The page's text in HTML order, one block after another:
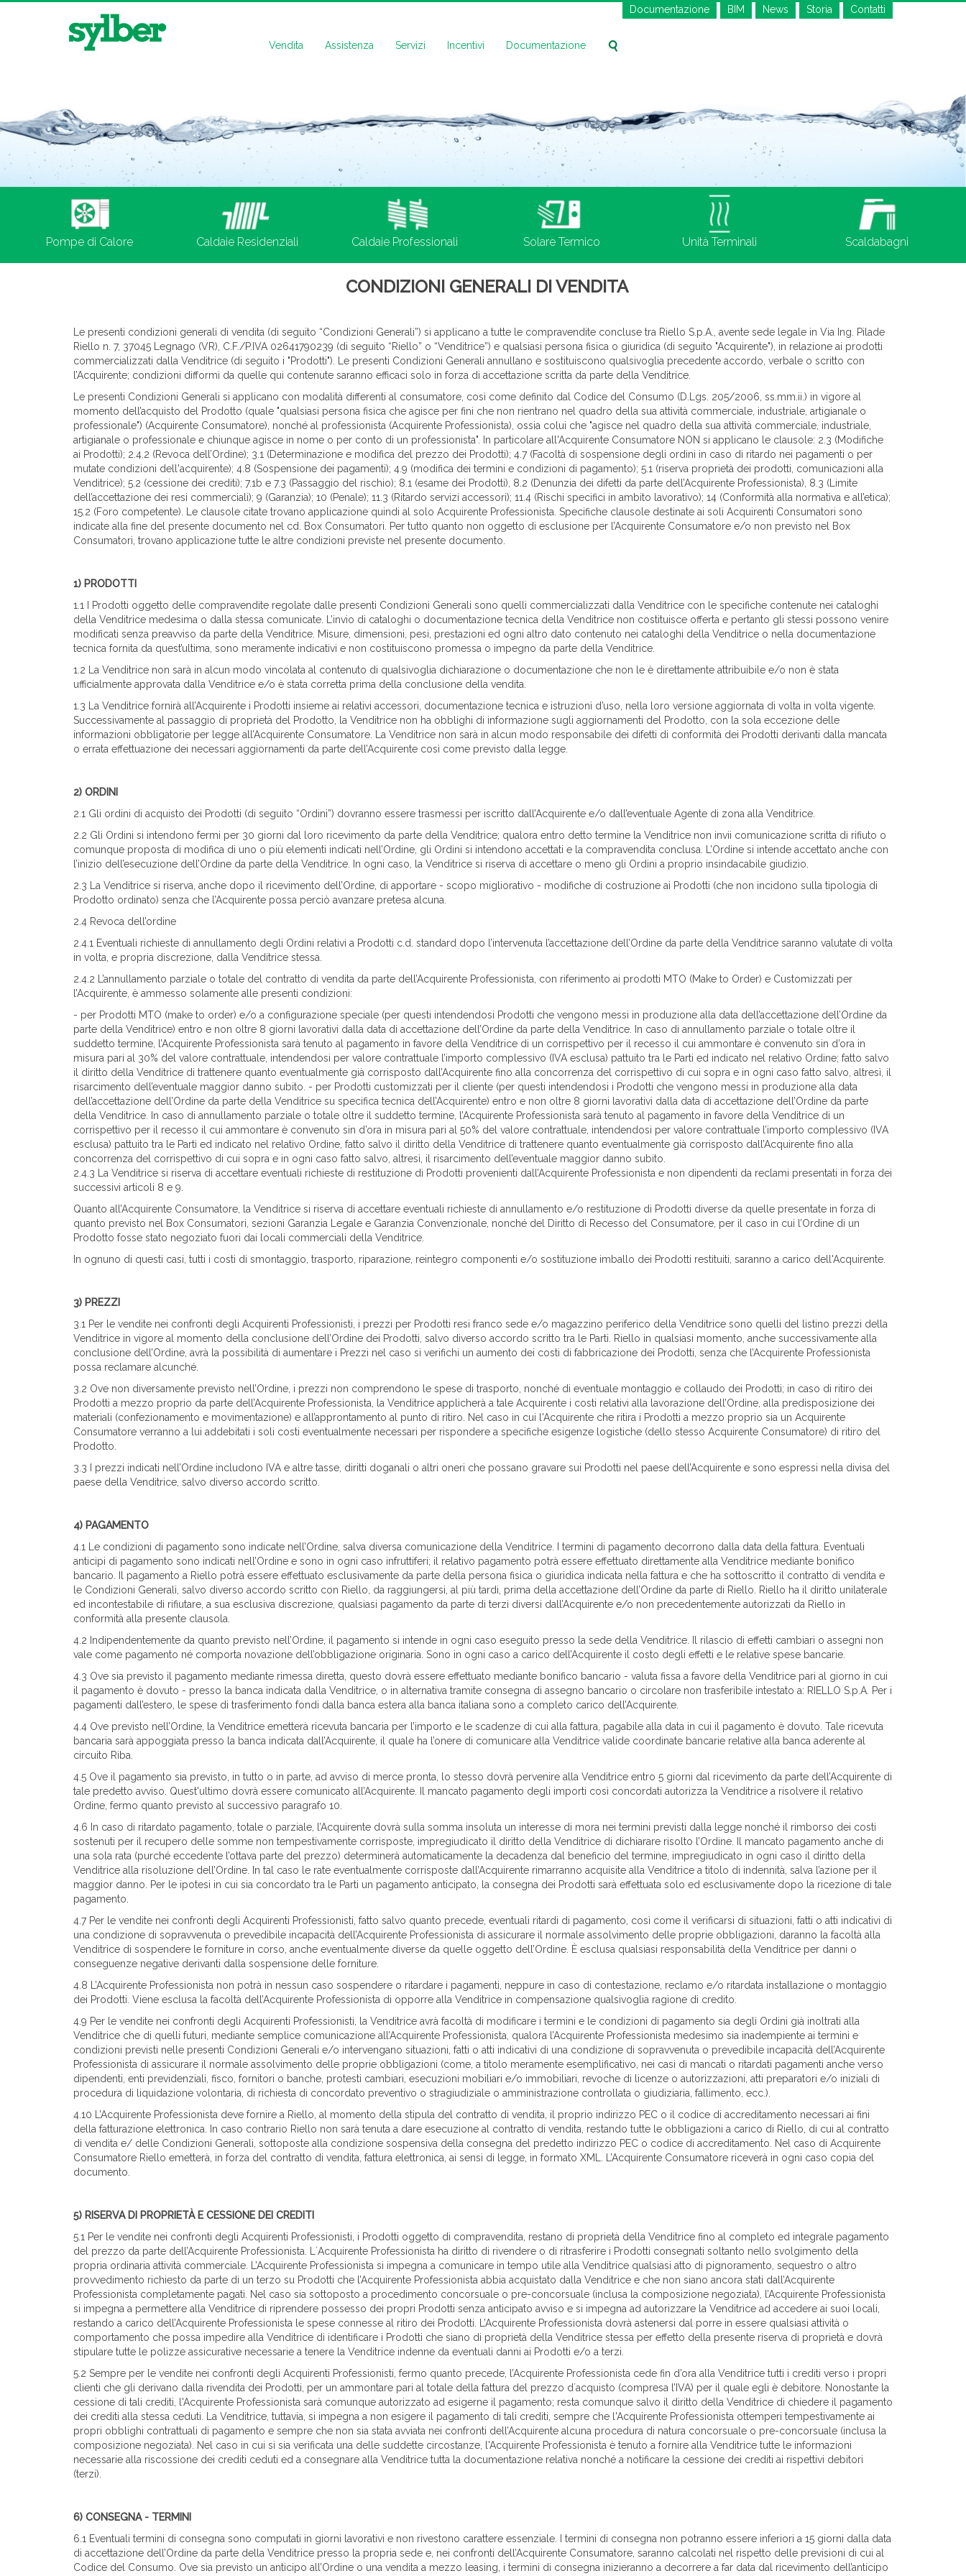
Contatti
Storia
News
BIM
Documentazione
Vendita Assistenza Servizi Incentivi Documentazione
Pompe di Calore Caldaie Residenziali Caldaie Professionali Solare Termico Unità Terminali Scaldabagni
CONDIZIONI GENERALI DI VENDITA
Le presenti condizioni generali di vendita (di seguito “Condizioni Generali”) si applicano a tutte le compravendite concluse tra Riello S.p.A., avente sede legale in Via Ing. Pilade
Riello n. 7, 37045 Legnago (VR), C.F./P.IVA 02641790239 (di seguito “Riello” o “Venditrice”) e qualsiasi persona fisica o giuridica (di seguito "Acquirente"), in relazione ai prodotti
commercializzati dalla Venditrice (di seguito i "Prodotti"). Le presenti Condizioni Generali annullano e sostituiscono qualsivoglia precedente accordo, verbale o scritto con
l’Acquirente; condizioni difformi da quelle qui contenute saranno efficaci solo in forza di accettazione scritta da parte della Venditrice.
Le presenti Condizioni Generali si applicano con modalità differenti al consumatore, così come definito dal Codice del Consumo (D.Lgs. 205/2006, ss.mm.ii.) in vigore al
momento dell’acquisto del Prodotto (quale "qualsiasi persona fisica che agisce per fini che non rientrano nel quadro della sua attività commerciale, industriale, artigianale o
professionale") (Acquirente Consumatore), nonché al professionista (Acquirente Professionista), ossia colui che "agisce nel quadro della sua attività commerciale, industriale,
artigianale o professionale e chiunque agisce in nome o per conto di un professionista". In particolare all'Acquirente Consumatore NON si applicano le clausole: 2.3 (Modifiche
ai Prodotti); 2.4.2 (Revoca dell’Ordine); 3.1 (Determinazione e modifica del prezzo dei Prodotti); 4.7 (Facoltà di sospensione degli ordini in caso di ritardo nei pagamenti o per
mutate condizioni dell'acquirente); 4.8 (Sospensione dei pagamenti); 4.9 (modifica dei termini e condizioni di pagamento); 5.1 (riserva proprietà dei prodotti, comunicazioni alla
Venditrice); 5.2 (cessione dei crediti); 7.1b e 7.3 (Passaggio del rischio); 8.1 (esame dei Prodotti), 8.2 (Denunzia dei difetti da parte dell’Acquirente Professionista), 8.3 (Limite
dell’accettazione dei resi commerciali); 9 (Garanzia); 10 (Penale); 11.3 (Ritardo servizi accessori); 11.4 (Rischi specifici in ambito lavorativo); 14 (Conformità alla normativa e all’etica);
15.2 (Foro competente). Le clausole citate trovano applicazione quindi al solo Acquirente Professionista. Specifiche clausole destinate ai soli Acquirenti Consumatori sono
indicate alla fine del presente documento nel cd. Box Consumatori. Per tutto quanto non oggetto di esclusione per l’Acquirente Consumatore e/o non previsto nel Box
Consumatori, trovano applicazione tutte le altre condizioni previste nel presente documento.
1) PRODOTTI
1.1 I Prodotti oggetto delle compravendite regolate dalle presenti Condizioni Generali sono quelli commercializzati dalla Venditrice con le specifiche contenute nei cataloghi
della Venditrice medesima o dalla stessa comunicate. L’invio di cataloghi o documentazione tecnica della Venditrice non costituisce offerta e pertanto gli stessi possono venire
modificati senza preavviso da parte della Venditrice. Misure, dimensioni, pesi, prestazioni ed ogni altro dato contenuto nei cataloghi della Venditrice o nella documentazione
tecnica fornita da quest’ultima, sono meramente indicativi e non costituiscono promessa o impegno da parte della Venditrice.
1.2 La Venditrice non sarà in alcun modo vincolata al contenuto di qualsivoglia dichiarazione o documentazione che non le è direttamente attribuibile e/o non è stata
ufficialmente approvata dalla Venditrice e/o è stata corretta prima della conclusione della vendita.
1.3 La Venditrice fornirà all’Acquirente i Prodotti insieme ai relativi accessori, documentazione tecnica e istruzioni d’uso, nella loro versione aggiornata di volta in volta vigente.
Successivamente al passaggio di proprietà del Prodotto, la Venditrice non ha obblighi di informazione sugli aggiornamenti del Prodotto, con la sola eccezione delle
informazioni obbligatorie per legge all’Acquirente Consumatore. La Venditrice non sarà in alcun modo responsabile dei difetti di conformità dei Prodotti derivanti dalla mancata
o errata effettuazione dei necessari aggiornamenti da parte dell’Acquirente così come previsto dalla legge.
2) ORDINI
2.1 Gli ordini di acquisto dei Prodotti (di seguito “Ordini”) dovranno essere trasmessi per iscritto dall’Acquirente e/o dall’eventuale Agente di zona alla Venditrice.
2.2 Gli Ordini si intendono fermi per 30 giorni dal loro ricevimento da parte della Venditrice; qualora entro detto termine la Venditrice non invii comunicazione scritta di rifiuto o
comunque proposta di modifica di uno o più elementi indicati nell’Ordine, gli Ordini si intendono accettati e la compravendita conclusa. L’Ordine si intende accettato anche con
l’inizio dell’esecuzione dell’Ordine da parte della Venditrice. In ogni caso, la Venditrice si riserva di accettare o meno gli Ordini a proprio insindacabile giudizio.
2.3 La Venditrice si riserva, anche dopo il ricevimento dell’Ordine, di apportare - scopo migliorativo - modifiche di costruzione ai Prodotti (che non incidono sulla tipologia di
Prodotto ordinato) senza che l’Acquirente possa perciò avanzare pretesa alcuna.
2.4 Revoca dell’ordine
2.4.1 Eventuali richieste di annullamento degli Ordini relativi a Prodotti c.d. standard dopo l’intervenuta l’accettazione dell’Ordine da parte della Venditrice saranno valutate di volta
in volta, e propria discrezione, dalla Venditrice stessa.
2.4.2 L’annullamento parziale o totale del contratto di vendita da parte dell’Acquirente Professionista, con riferimento ai prodotti MTO (Make to Order) e Customizzati per
l’Acquirente, è ammesso solamente alle presenti condizioni:
- per Prodotti MTO (make to order) e/o a configurazione speciale (per questi intendendosi Prodotti che vengono messi in produzione alla data dell’accettazione dell’Ordine da
parte della Venditrice) entro e non oltre 8 giorni lavorativi dalla data di accettazione dell’Ordine da parte della Venditrice. In caso di annullamento parziale o totale oltre il
suddetto termine, l’Acquirente Professionista sarà tenuto al pagamento in favore della Venditrice di un corrispettivo per il recesso il cui ammontare è convenuto sin d’ora in
misura pari al 30% del valore contrattuale, intendendosi per valore contrattuale l’importo complessivo (IVA esclusa) pattuito tra le Parti ed indicato nel relativo Ordine; fatto salvo
il diritto della Venditrice di trattenere quanto eventualmente già corrisposto dall’Acquirente fino alla concorrenza del corrispettivo di cui sopra e in ogni caso fatto salvo, altresì, il
risarcimento dell’eventuale maggior danno subito. - per Prodotti customizzati per il cliente (per questi intendendosi i Prodotti che vengono messi in produzione alla data
dell’accettazione dell’Ordine da parte della Venditrice su specifica tecnica dell’Acquirente) entro e non oltre 8 giorni lavorativi dalla data di accettazione dell’Ordine da parte
della Venditrice. In caso di annullamento parziale o totale oltre il suddetto termine, l’Acquirente Professionista sarà tenuto al pagamento in favore della Venditrice di un
corrispettivo per il recesso il cui ammontare è convenuto sin d’ora in misura pari al 50% del valore contrattuale, intendendosi per valore contrattuale l’importo complessivo (IVA
esclusa) pattuito tra le Parti ed indicato nel relativo Ordine, fatto salvo il diritto della Venditrice di trattenere quanto eventualmente già corrisposto dall’Acquirente fino alla
concorrenza del corrispettivo di cui sopra e in ogni caso fatto salvo, altresì, il risarcimento dell’eventuale maggior danno subito.
2.4.3 La Venditrice si riserva di accettare eventuali richieste di restituzione di Prodotti provenienti dall’Acquirente Professionista e non dipendenti da reclami presentati in forza dei
successivi articoli 8 e 9.
Quanto all’Acquirente Consumatore, la Venditrice si riserva di accettare eventuali richieste di annullamento e/o restituzione di Prodotti diverse da quelle presentate in forza di
quanto previsto nel Box Consumatori, sezioni Garanzia Legale e Garanzia Convenzionale, nonché del Diritto di Recesso del Consumatore, per il caso in cui l’Ordine di un
Prodotto fosse stato negoziato fuori dai locali commerciali della Venditrice.
In ognuno di questi casi, tutti i costi di smontaggio, trasporto, riparazione, reintegro componenti e/o sostituzione imballo dei Prodotti restituiti, saranno a carico dell'Acquirente.
3) PREZZI
3.1 Per le vendite nei confronti degli Acquirenti Professionisti, i prezzi per Prodotti resi franco sede e/o magazzino periferico della Venditrice sono quelli del listino prezzi della
Venditrice in vigore al momento della conclusione dell’Ordine dei Prodotti, salvo diverso accordo scritto tra le Parti. Riello in qualsiasi momento, anche successivamente alla
conclusione dell’Ordine, avrà la possibilità di aumentare i Prezzi nel caso si verifichi un aumento dei costi di fabbricazione dei Prodotti, senza che l’Acquirente Professionista
possa reclamare alcunché.
3.2 Ove non diversamente previsto nell’Ordine, i prezzi non comprendono le spese di trasporto, nonché di eventuale montaggio e collaudo dei Prodotti; in caso di ritiro dei
Prodotti a mezzo proprio da parte dell’Acquirente Professionista, la Venditrice applicherà a tale Acquirente i costi relativi alla lavorazione dell’Ordine, alla predisposizione dei
materiali (confezionamento e movimentazione) e all’approntamento al punto di ritiro. Nel caso in cui l'Acquirente che ritira i Prodotti a mezzo proprio sia un Acquirente
Consumatore verranno a lui addebitati i soli costi eventualmente necessari per rispondere a specifiche esigenze logistiche (dello stesso Acquirente Consumatore) di ritiro del
Prodotto.
3.3 I prezzi indicati nell’Ordine includono IVA e altre tasse, diritti doganali o altri oneri che possano gravare sui Prodotti nel paese dell’Acquirente e sono espressi nella divisa del
paese della Venditrice, salvo diverso accordo scritto.
4) PAGAMENTO
4.1 Le condizioni di pagamento sono indicate nell’Ordine, salva diversa comunicazione della Venditrice. I termini di pagamento decorrono dalla data della fattura. Eventuali
anticipi di pagamento sono indicati nell’Ordine e sono in ogni caso infruttiferi; il relativo pagamento potrà essere effettuato direttamente alla Venditrice mediante bonifico
bancario. Il pagamento a Riello potrà essere effettuato esclusivamente da parte della persona fisica o giuridica indicata nella fattura e che ha sottoscritto il contratto di vendita e
le Condizioni Generali, salvo diverso accordo scritto con Riello, da raggiungersi, al più tardi, prima della accettazione dell’Ordine da parte di Riello. Riello ha il diritto unilaterale
ed incontestabile di rifiutare, a sua esclusiva discrezione, qualsiasi pagamento da parte di terzi diversi dall’Acquirente e/o non precedentemente autorizzati da Riello in
conformità alla presente clausola.
4.2 Indipendentemente da quanto previsto nell’Ordine, il pagamento si intende in ogni caso eseguito presso la sede della Venditrice. Il rilascio di effetti cambiari o assegni non
vale come pagamento né comporta novazione dell’obbligazione originaria. Sono in ogni caso a carico dell’Acquirente il costo degli effetti e le relative spese bancarie.
4.3 Ove sia previsto il pagamento mediante rimessa diretta, questo dovrà essere effettuato mediante bonifico bancario - valuta fissa a favore della Venditrice pari al giorno in cui
il pagamento è dovuto - presso la banca indicata dalla Venditrice, o in alternativa tramite consegna di assegno bancario o circolare non trasferibile intestato a: RIELLO S.p.A. Per i
pagamenti dall’estero, le spese di trasferimento fondi dalla banca estera alla banca italiana sono a completo carico dell’Acquirente.
4.4 Ove previsto nell’Ordine, la Venditrice emetterà ricevuta bancaria per l’importo e le scadenze di cui alla fattura, pagabile alla data in cui il pagamento è dovuto. Tale ricevuta
bancaria sarà appoggiata presso la banca indicata dall’Acquirente, il quale ha l’onere di comunicare alla Venditrice valide coordinate bancarie relative alla banca aderente al
circuito Riba.
4.5 Ove il pagamento sia previsto, in tutto o in parte, ad avviso di merce pronta, lo stesso dovrà pervenire alla Venditrice entro 5 giorni dal ricevimento da parte dell’Acquirente di
tale predetto avviso. Quest'ultimo dovrà essere comunicato all’Acquirente. Il mancato pagamento degli importi così concordati autorizza la Venditrice a risolvere il relativo
Ordine, fermo quanto previsto al successivo paragrafo 10.
4.6 In caso di ritardato pagamento, totale o parziale, l’Acquirente dovrà sulla somma insoluta un interesse di mora nei termini previsti dalla legge nonché il rimborso dei costi
sostenuti per il recupero delle somme non tempestivamente corrisposte, impregiudicato il diritto della Venditrice di dichiarare risolto l’Ordine. Il mancato pagamento anche di
una sola rata (purché eccedente l’ottava parte del prezzo) determinerà automaticamente la decadenza dal beneficio del termine, impregiudicato in ogni caso il diritto della
Venditrice alla risoluzione dell’Ordine. In tal caso le rate eventualmente corrisposte dall’Acquirente rimarranno acquisite alla Venditrice a titolo di indennità, salva l’azione per il
maggior danno. Per le ipotesi in cui sia concordato tra le Parti un pagamento anticipato, la consegna dei Prodotti sarà effettuata solo ed esclusivamente dopo la ricezione di tale
pagamento.
4.7 Per le vendite nei confronti degli Acquirenti Professionisti, fatto salvo quanto precede, eventuali ritardi di pagamento, così come il verificarsi di situazioni, fatti o atti indicativi di
una condizione di sopravvenuta o prevedibile incapacità dell’Acquirente Professionista di assicurare il normale assolvimento delle proprie obbligazioni, daranno la facoltà alla
Venditrice di sospendere le forniture in corso, anche eventualmente diverse da quelle oggetto dell’Ordine. È esclusa qualsiasi responsabilità della Venditrice per danni o
conseguenze negative derivanti dalla sospensione delle forniture.
4.8 L’Acquirente Professionista non potrà in nessun caso sospendere o ritardare i pagamenti, neppure in caso di contestazione, reclamo e/o ritardata installazione o montaggio
dei Prodotti. Viene esclusa la facoltà dell’Acquirente Professionista di opporre alla Venditrice in compensazione qualsivoglia ragione di credito.
4.9 Per le vendite nei confronti degli Acquirenti Professionisti, la Venditrice avrà facoltà di modificare i termini e le condizioni di pagamento sia degli Ordini già inoltrati alla
Venditrice che di quelli futuri, mediante semplice comunicazione all’Acquirente Professionista, qualora l’Acquirente Professionista medesimo sia inadempiente ai termini e
condizioni previsti nelle presenti Condizioni Generali e/o intervengano situazioni, fatti o atti indicativi di una condizione di sopravvenuta o prevedibile incapacità dell’Acquirente
Professionista di assicurare il normale assolvimento delle proprie obbligazioni (come, a titolo meramente esemplificativo, nei casi di mancati o ritardati pagamenti anche verso
dipendenti, enti previdenziali, fisco, fornitori o banche, protesti cambiari, esecuzioni mobiliari e/o immobiliari, revoche di licenze o autorizzazioni, atti preparatori e/o iniziali di
procedura di liquidazione volontaria, di richiesta di concordato preventivo o stragiudiziale o amministrazione controllata o giudiziaria, fallimento, ecc.).
4.10 L’Acquirente Professionista deve fornire a Riello, al momento della stipula del contratto di vendita, il proprio indirizzo PEC o il codice di accreditamento necessari ai fini
della fatturazione elettronica. In caso contrario Riello non sarà tenuta a dare esecuzione al contratto di vendita, restando tutte le obbligazioni a carico di Riello, di cui al contratto
di vendita e/ delle Condizioni Generali, sottoposte alla condizione sospensiva della consegna del predetto indirizzo PEC o codice di accreditamento. Nel caso di Acquirente
Consumatore Riello emetterà, in forza del contratto di vendita, fattura elettronica, ai sensi di legge, in formato XML. L’Acquirente Consumatore riceverà in ogni caso copia del
documento.
5) RISERVA DI PROPRIETÀ E CESSIONE DEI CREDITI
5.1 Per le vendite nei confronti degli Acquirenti Professionisti, i Prodotti oggetto di compravendita, restano di proprietà della Venditrice fino al completo ed integrale pagamento
del prezzo da parte dell’Acquirente Professionista. L´Acquirente Professionista ha diritto di rivendere o di ritrasferire i Prodotti consegnati soltanto nello svolgimento della
propria ordinaria attività commerciale. L’Acquirente Professionista si impegna a comunicare in tempo utile alla Venditrice qualsiasi atto di pignoramento, sequestro o altro
provvedimento richiesto da parte di un terzo su Prodotti che l’Acquirente Professionista abbia acquistato dalla Venditrice e che non siano ancora stati dall’Acquirente
Professionista completamente pagati. Nel caso sia sottoposto a procedimento concorsuale o pre-concorsuale (inclusa la composizione negoziata), l’Acquirente Professionista
si impegna a permettere alla Venditrice di riprendere possesso dei propri Prodotti senza anticipato avviso e si impegna ad autorizzare la Venditrice ad accedere ai suoi locali,
restando a carico dell’Acquirente Professionista le spese connesse al ritiro dei Prodotti. L’Acquirente Professionista dovrà astenersi dal porre in essere qualsiasi attività o
comportamento che possa impedire alla Venditrice di identificare i Prodotti che siano di proprietà della Venditrice stessa per effetto della presente riserva di proprietà e dovrà
stipulare tutte le polizze assicurative necessarie a tenere la Venditrice indenne da eventuali danni ai Prodotti e/o a terzi.
5.2 Sempre per le vendite nei confronti degli Acquirenti Professionisti, fermo quanto precede, l’Acquirente Professionista cede fin d’ora alla Venditrice tutti i crediti verso i propri
clienti che gli derivano dalla rivendita dei Prodotti, per un ammontare pari al totale della fattura del prezzo d´acquisto (compresa l’IVA) per il quale egli è debitore. Nonostante la
cessione di tali crediti, l'Acquirente Professionista sarà comunque autorizzato ad esigerne il pagamento; resta comunque salvo il diritto della Venditrice di chiedere il pagamento
dei crediti alla stessa ceduti. La Venditrice, tuttavia, si impegna a non esigere il pagamento di tali crediti, sempre che l'Acquirente Professionista ottemperi tempestivamente ai
propri obblighi contrattuali di pagamento e sempre che non sia stata avviata nei confronti dell’Acquirente alcuna procedura di natura concorsuale o pre-concorsuale (inclusa la
composizione negoziata). Nel caso in cui si sia verificata una delle suddette circostanze, l'Acquirente Professionista è tenuto a fornire alla Venditrice tutte le informazioni
necessarie alla riscossione dei crediti ceduti ed a consegnare alla Venditrice tutta la documentazione relativa nonché a notificare la cessione dei crediti ai rispettivi debitori
(terzi).
6) CONSEGNA - TERMINI
6.1 Eventuali termini di consegna sono computati in giorni lavorativi e non rivestono carattere essenziale. I termini di consegna non potranno essere inferiori a 15 giorni dalla data
di accettazione dell’Ordine da parte della Venditrice presso la propria sede e, nei confronti dell’Acquirente Consumatore, saranno calcolati nel rispetto delle previsioni di cui al
Codice del Consumo. Ove sia previsto un anticipo all’Ordine o una vendita a mezzo leasing, i termini di consegna inizieranno a decorrere a far data dal ricevimento dell’anticipo